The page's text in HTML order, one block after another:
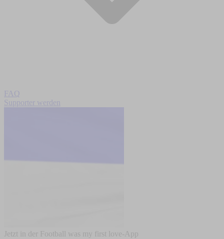
FAQ
Supporter werden
Jetzt in der Football was my first love-App